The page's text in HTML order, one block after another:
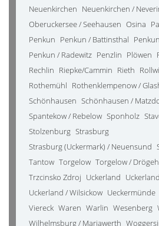
Neuenkirchen Neuenkirchen /
Oberuckersee / Seehausen Osina
Penkun Penkun / Battinsthal
Penkun / Radewitz Penzlin Plöwen
Rechlin Riepke/Cammin Rieth
Rothemühl Rothenklempenow /
Schönhausen Schönhausen /
Spantekow / Rebelow Sponholz
Stolzenburg Strasburg
Strasburg (Uckermark) / Neuensund
Tantow Torgelow Torgelow /
Trzcinsko Zdroj Uckerland
Uckerland / Wilsickow Ueckermünde
Viereck Waren Warlin Wesenberg
Wilhelmsburg / Mariawerth